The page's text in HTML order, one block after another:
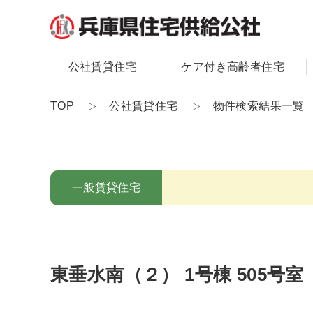
公社賃貸住宅 ケア付き高齢者住宅
TOP 公社賃貸住宅 物件検索結果一覧
一般賃貸住宅
東垂水南（２） 1号棟 505号室